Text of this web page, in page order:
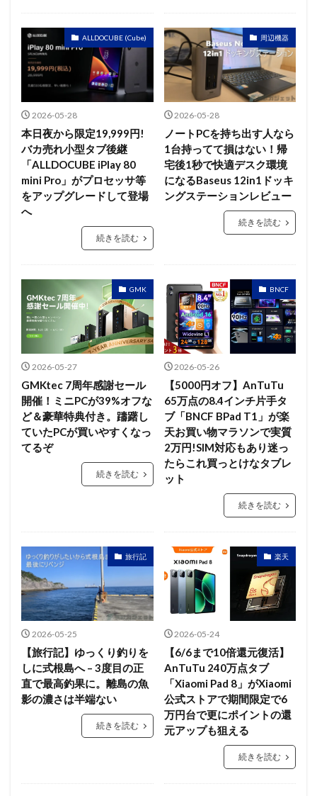
ALLDOCUBE (Cube)
2026-05-28
本日夜から限定19,999円!
バカ売れ小型タブ後継
「ALLDOCUBE iPlay 80
mini Pro」がプロセッサ等
をアップグレードして登場
へ
続きを読む
周辺機器
2026-05-28
ノートPCを持ち出す人なら
1台持ってて損はない！帰
宅後1秒で快適デスク環境
になるBaseus 12in1ドッキ
ングステーションレビュー
続きを読む
GMK
2026-05-27
GMKtec 7周年感謝セール
開催！ミニPCが39%オフな
ど＆豪華特典付き。躊躇し
ていたPCが買いやすくなっ
てるぞ
続きを読む
BNCF
2026-05-26
【5000円オフ】AnTuTu
65万点の8.4インチ片手タ
ブ「BNCF BPad T1」が楽
天お買い物マラソンで実質
2万円!SIM対応もあり迷っ
たらこれ買っとけなタブレ
ット
続きを読む
旅行記
2026-05-25
【旅行記】ゆっくり釣りを
しに式根島へ – 3度目の正
直で最高釣果に。離島の魚
影の濃さは半端ない
続きを読む
楽天
2026-05-24
【6/6まで10倍還元復活】
AnTuTu 240万点タブ
「Xiaomi Pad 8」がXiaomi
公式ストアで期間限定で6
万円台で更にポイントの還
元アップも狙える
続きを読む